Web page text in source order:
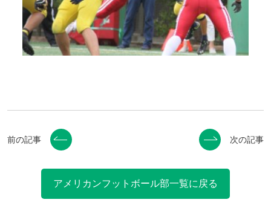
前の記事
アメリカンフットボール部一覧に戻る
次の記事